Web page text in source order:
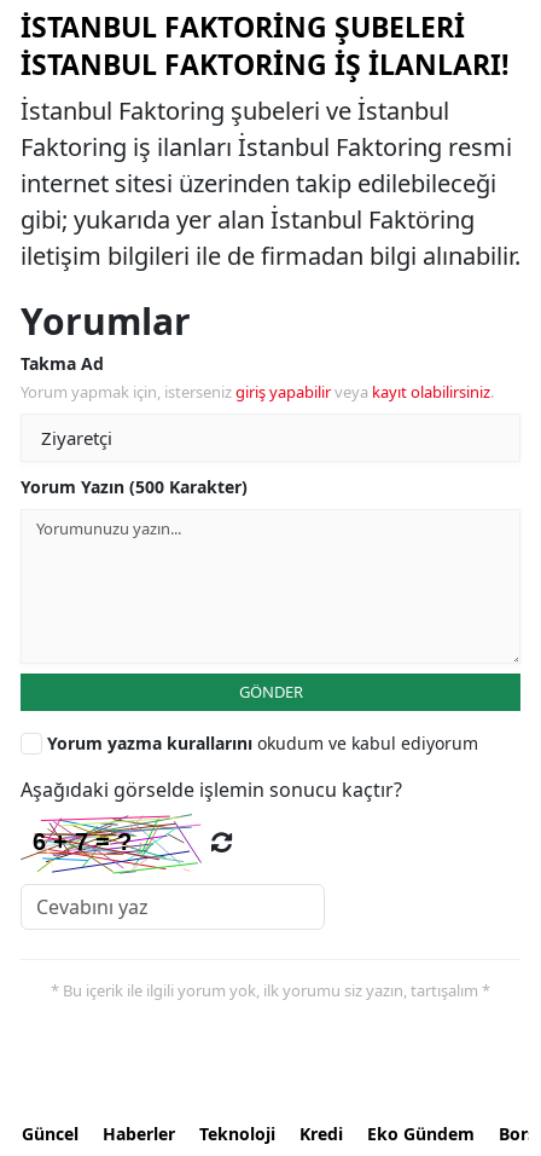
İSTANBUL FAKTORING ŞUBELERI
İSTANBUL FAKTORING İŞ İLANLARI!
İstanbul Faktoring şubeleri ve İstanbul
Faktoring iş ilanları İstanbul Faktoring resmi
internet sitesi üzerinden takip edilebileceği
gibi; yukarıda yer alan İstanbul Faktöring
iletişim bilgileri ile de firmadan bilgi alınabilir.
Yorumlar
Takma Ad
Yorum yapmak için, istersenizgiriş yapabilirveya kayıt olabilirsiniz.
Yorum Yazın (500 Karakter)
GÖNDER
Yorum yazma kurallarını okudum ve kabul ediyorum
Aşağıdaki görselde işlemin sonucu kaçtır?
* Bu içerik ile ilgili yorum yok, ilk yorumu siz yazın, tartışalım *
Güncel Haberler Teknoloji Kredi Eko Gündem